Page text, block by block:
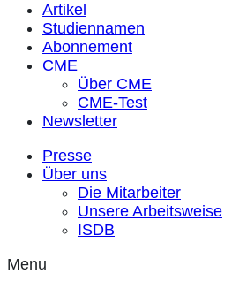
Artikel
Studiennamen
Abonnement
CME
Über CME
CME-Test
Newsletter
Presse
Über uns
Die Mitarbeiter
Unsere Arbeitsweise
ISDB
Menu